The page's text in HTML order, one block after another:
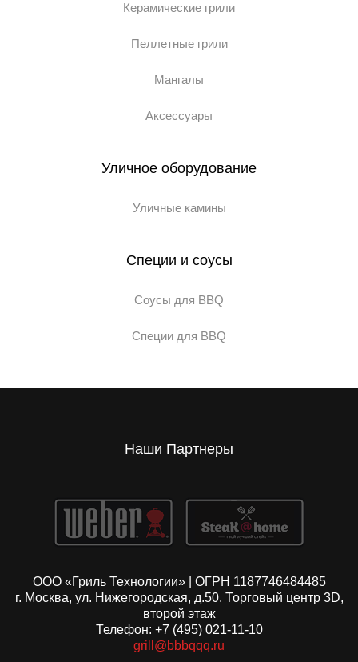
Керамические грили
Пеллетные грили
Мангалы
Аксессуары
Уличное оборудование
Уличные камины
Специи и соусы
Соусы для BBQ
Специи для BBQ
Наши Партнеры
ООО «Гриль Технологии» | ОГРН 1187746484485
г. Москва, ул. Нижегородская, д.50. Торговый центр 3D,
второй этаж
Телефон: +7 (495) 021-11-10
grill@bbbqqq.ru